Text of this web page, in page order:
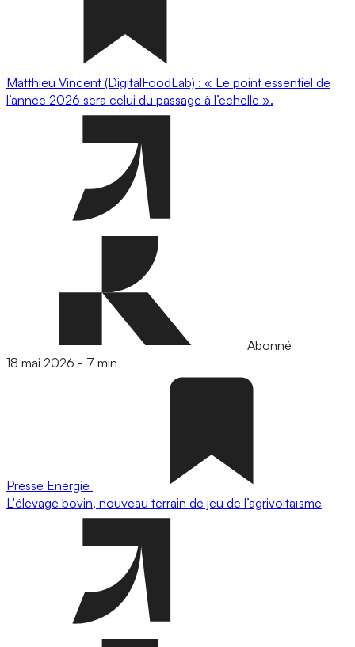
Matthieu Vincent (DigitalFoodLab) : « Le point essentiel de
l’année 2026 sera celui du passage à l’échelle ».
Abonné
18 mai 2026 - 7 min
Presse Energie
L'élevage bovin, nouveau terrain de jeu de l’agrivoltaïsme